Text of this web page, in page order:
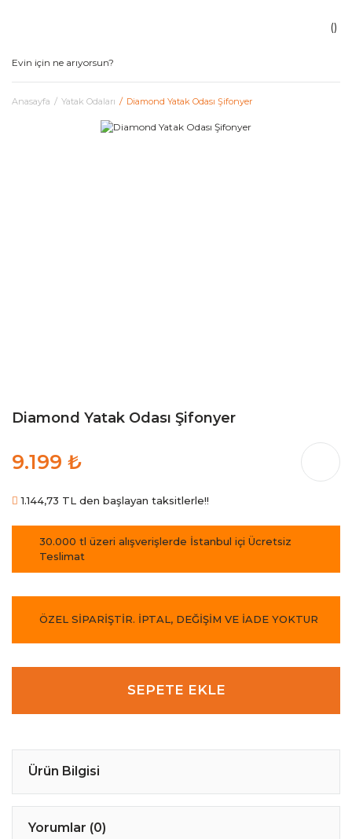
Anasayfa Yatak Odaları Diamond Yatak Odası Şifonyer
Diamond Yatak Odası Şifonyer
9.199 ₺
1.144,73 TL den başlayan taksitlerle!!
30.000 tl üzeri alışverişlerde İstanbul içi Ücretsiz
Teslimat
ÖZEL SİPARİŞTİR. İPTAL, DEĞİŞİM VE İADE YOKTUR
SEPETE EKLE
Ürün Bilgisi
Yorumlar (0)